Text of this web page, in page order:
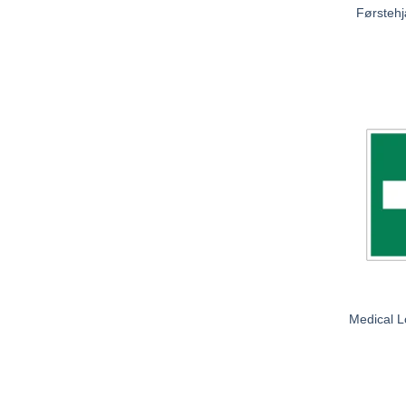
Medical